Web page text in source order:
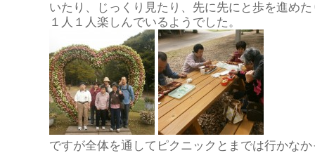
いたり、じっくり見たり、先に先にと歩を進め
１人１人楽しんでいるようでした。
ですが全体を通してピクニックとまでは行かな